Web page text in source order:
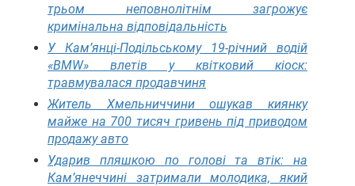
трьом неповнолітнім загрожує
кримінальна відповідальність
У Кам’янці-Подільському 19-річний водій
«BMW» влетів у квітковий кіоск:
травмувалася продавчиня
Житель Хмельниччини ошукав киянку
майже на 700 тисяч гривень під приводом
продажу авто
Ударив пляшкою по голові та втік: на
Кам’янеччині затримали молодика, який